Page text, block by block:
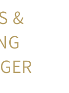
&